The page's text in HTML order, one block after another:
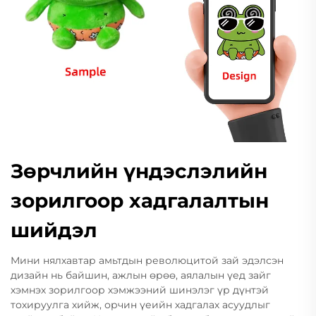
Зөрчлийн үндэслэлийн
зорилгоор хадгалалтын
шийдэл
Мини нялхавтар амьтдын революцитой зай эдэлсэн
дизайн нь байшин, ажлын өрөө, аялалын үед зайг
хэмнэх зорилгоор хэмжээний шинэлэг үр дүнтэй
тохируулга хийж, орчин үеийн хадгалах асуудлыг